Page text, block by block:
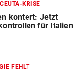
KRISE
kontert: Jetzt
für Italien
FEHLT